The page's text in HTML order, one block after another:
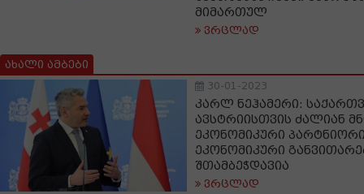
მიმართულ
ვრცლად
ახალი ამბები
30-01-2023
კარლ ნეჰამერი:
ავსტრიისთვის ძალიან
ეკონომიკური
ეკონომიკური
შთამბეჭდავია
ვრცლად